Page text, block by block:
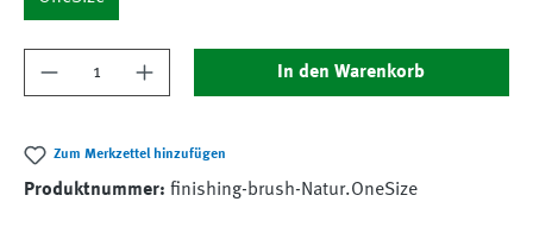
Produkt Anzahl: Gib den gewünschten Wert
In den Warenkorb
Zum Merkzettel hinzufügen
Produktnummer: finishing-brush-Natur.OneSize